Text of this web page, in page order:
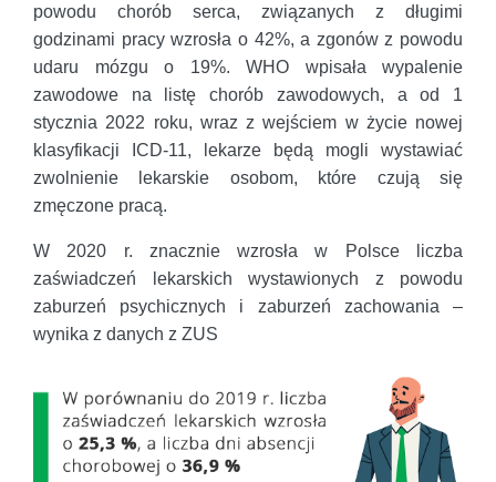
powodu chorób serca, związanych z długimi
godzinami pracy wzrosła o 42%, a zgonów z powodu
udaru mózgu o 19%. WHO wpisała wypalenie
zawodowe na listę chorób zawodowych, a od 1
stycznia 2022 roku, wraz z wejściem w życie nowej
klasyfikacji ICD-11, lekarze będą mogli wystawiać
zwolnienie lekarskie osobom, które czują się
zmęczone pracą.
W 2020 r. znacznie wzrosła w Polsce liczba
zaświadczeń lekarskich wystawionych z powodu
zaburzeń psychicznych i zaburzeń zachowania –
wynika z danych z ZUS